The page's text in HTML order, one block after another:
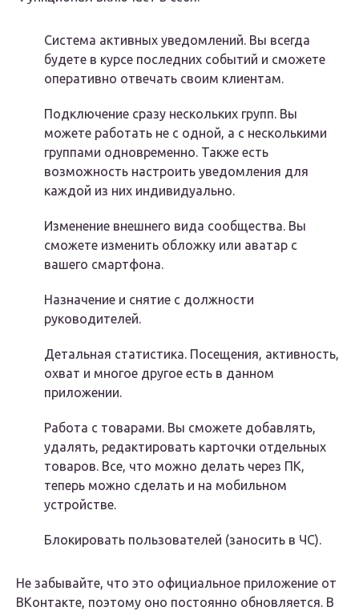
Система активных уведомлений. Вы всегда
будете в курсе последних событий и сможете
оперативно отвечать своим клиентам.
Подключение сразу нескольких групп. Вы
можете работать не с одной, а с несколькими
группами одновременно. Также есть
возможность настроить уведомления для
каждой из них индивидуально.
Изменение внешнего вида сообщества. Вы
сможете изменить обложку или аватар с
вашего смартфона.
Назначение и снятие с должности
руководителей.
Детальная статистика. Посещения, активность,
охват и многое другое есть в данном
приложении.
Работа с товарами. Вы сможете добавлять,
удалять, редактировать карточки отдельных
товаров. Все, что можно делать через ПК,
теперь можно сделать и на мобильном
устройстве.
Блокировать пользователей (заносить в ЧС).
Не забывайте, что это официальное приложение от
ВКонтакте, поэтому оно постоянно обновляется. В